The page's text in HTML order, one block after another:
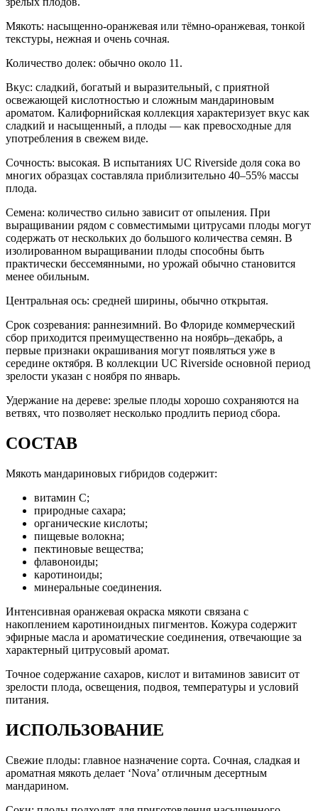
Мякоть: насыщенно-оранжевая или тёмно-оранжевая, тонкой
текстуры, нежная и очень сочная.
Количество долек: обычно около 11.
Вкус: сладкий, богатый и выразительный, с приятной
освежающей кислотностью и сложным мандариновым
ароматом. Калифорнийская коллекция характеризует вкус как
сладкий и насыщенный, а плоды — как превосходные для
употребления в свежем виде.
Сочность: высокая. В испытаниях UC Riverside доля сока во
многих образцах составляла приблизительно 40–55% массы
плода.
Семена: количество сильно зависит от опыления. При
выращивании рядом с совместимыми цитрусами плоды могут
содержать от нескольких до большого количества семян. В
изолированном выращивании плоды способны быть
практически бессемянными, но урожай обычно становится
менее обильным.
Центральная ось: средней ширины, обычно открытая.
Срок созревания: раннезимний. Во Флориде коммерческий
сбор приходится преимущественно на ноябрь–декабрь, а
первые признаки окрашивания могут появляться уже в
середине октября. В коллекции UC Riverside основной период
зрелости указан с ноября по январь.
Удержание на дереве: зрелые плоды хорошо сохраняются на
ветвях, что позволяет несколько продлить период сбора.
СОСТАВ
Мякоть мандариновых гибридов содержит:
витамин C;
природные сахара;
органические кислоты;
пищевые волокна;
пектиновые вещества;
флавоноиды;
каротиноиды;
минеральные соединения.
Интенсивная оранжевая окраска мякоти связана с
накоплением каротиноидных пигментов. Кожура содержит
эфирные масла и ароматические соединения, отвечающие за
характерный цитрусовый аромат.
Точное содержание сахаров, кислот и витаминов зависит от
зрелости плода, освещения, подвоя, температуры и условий
питания.
ИСПОЛЬЗОВАНИЕ
Свежие плоды: главное назначение сорта. Сочная, сладкая и
ароматная мякоть делает ‘Nova’ отличным десертным
мандарином.